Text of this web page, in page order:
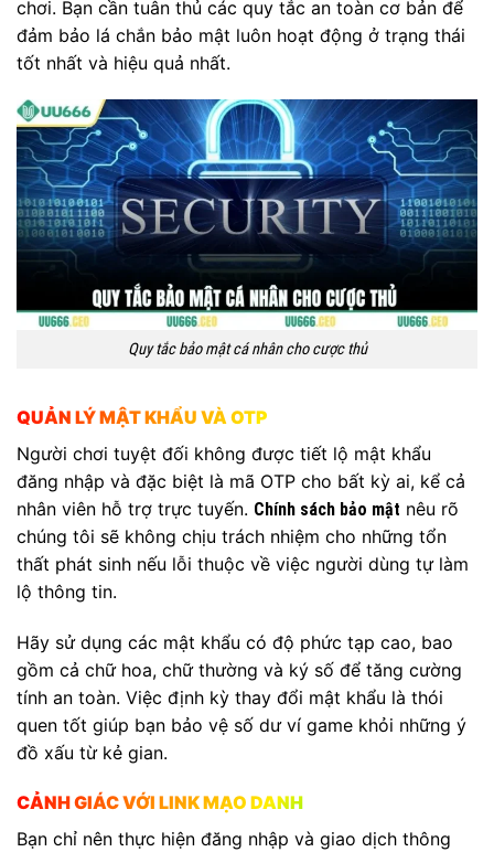
chơi. Bạn cần tuân thủ các quy tắc an toàn cơ bản để
đảm bảo lá chắn bảo mật luôn hoạt động ở trạng thái
tốt nhất và hiệu quả nhất.
Quy tắc bảo mật cá nhân cho cược thủ
QUẢN LÝ MẬT KHẨU VÀ OTP
Người chơi tuyệt đối không được tiết lộ mật khẩu
đăng nhập và đặc biệt là mã OTP cho bất kỳ ai, kể cả
nhân viên hỗ trợ trực tuyến. Chính sách bảo mật nêu rõ
chúng tôi sẽ không chịu trách nhiệm cho những tổn
thất phát sinh nếu lỗi thuộc về việc người dùng tự làm
lộ thông tin.
Hãy sử dụng các mật khẩu có độ phức tạp cao, bao
gồm cả chữ hoa, chữ thường và ký số để tăng cường
tính an toàn. Việc định kỳ thay đổi mật khẩu là thói
quen tốt giúp bạn bảo vệ số dư ví game khỏi những ý
đồ xấu từ kẻ gian.
CẢNH GIÁC VỚI LINK MẠO DANH
Bạn chỉ nên thực hiện đăng nhập và giao dịch thông